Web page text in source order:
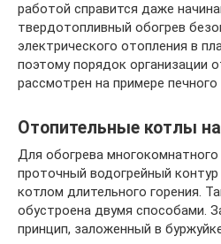
работой справится даже
твердотопливный обогрев
электрического отопления в
поэтому порядок организации
рассмотрен на примере печного
Отопительные котлы
Для обогрева
проточный водогрейный
котлом длительного горения.
обустроена двумя способами.
принцип, заложенный в